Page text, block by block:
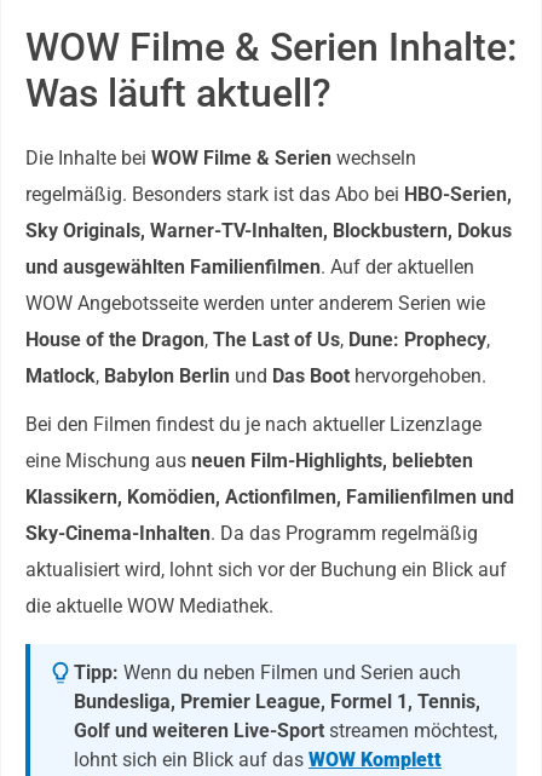
WOW Filme & Serien Inhalte:
Was läuft aktuell?
Die Inhalte bei WOW Filme & Serien wechseln
regelmäßig. Besonders stark ist das Abo bei HBO-Serien,
Sky Originals, Warner-TV-Inhalten, Blockbustern, Dokus
und ausgewählten Familienfilmen. Auf der aktuellen
WOW Angebotsseite werden unter anderem Serien wie
House of the Dragon, The Last of Us, Dune: Prophecy,
Matlock, Babylon Berlin und Das Boot hervorgehoben.
Bei den Filmen findest du je nach aktueller Lizenzlage
eine Mischung aus neuen Film-Highlights, beliebten
Klassikern, Komödien, Actionfilmen, Familienfilmen und
Sky-Cinema-Inhalten. Da das Programm regelmäßig
aktualisiert wird, lohnt sich vor der Buchung ein Blick auf
die aktuelle WOW Mediathek.
Tipp: Wenn du neben Filmen und Serien auch
Bundesliga, Premier League, Formel 1, Tennis,
Golf und weiteren Live-Sport streamen möchtest,
lohnt sich ein Blick auf das WOW Komplett